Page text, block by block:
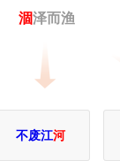
涸泽而渔
不废江河